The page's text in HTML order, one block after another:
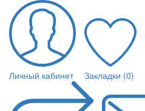
Личный кабинет Закладки (0)